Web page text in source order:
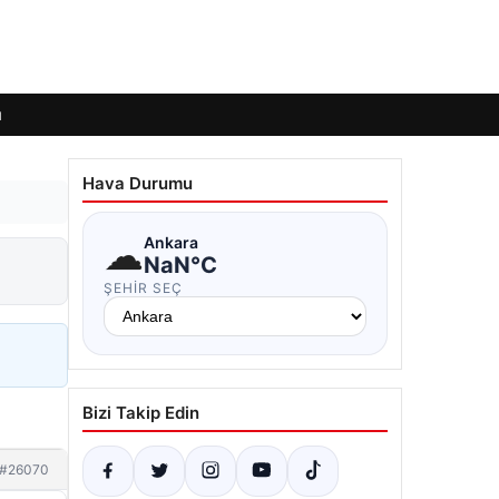
#26070
Hava Durumu
☁Ankara
NaN°C
ŞEHIR SEÇ
Bizi Takip Edin